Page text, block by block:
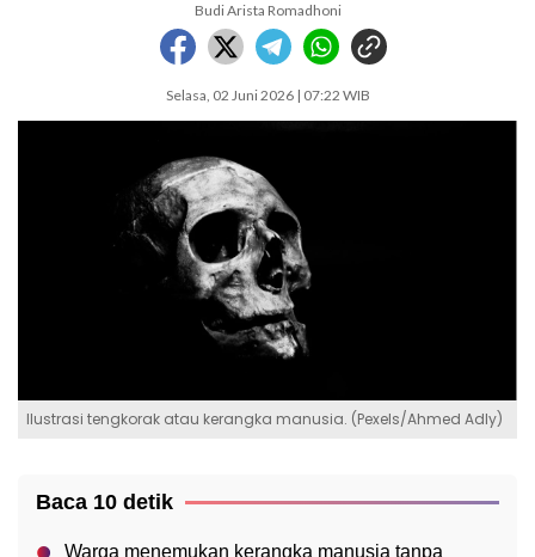
Budi Arista Romadhoni
Selasa, 02 Juni 2026 | 07:22 WIB
Ilustrasi tengkorak atau kerangka manusia. (Pexels/Ahmed Adly)
Baca 10 detik
Warga menemukan kerangka manusia tanpa